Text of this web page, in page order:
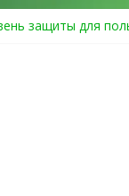
защиты для
в GTA
обложка игры и